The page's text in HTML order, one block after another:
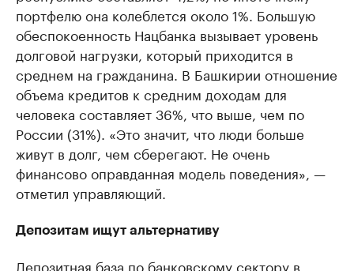
портфелю она колеблется около 1%. Большую
обеспокоенность Нацбанка вызывает уровень
долговой нагрузки, который приходится в
среднем на гражданина. В Башкирии отношение
объема кредитов к средним доходам для
человека составляет 36%, что выше, чем по
России (31%). «Это значит, что люди больше
живут в долг, чем сберегают. Не очень
финансово оправданная модель поведения», —
отметил управляющий.
Депозитам ищут альтернативу
Депозитная база по банковскому сектору в